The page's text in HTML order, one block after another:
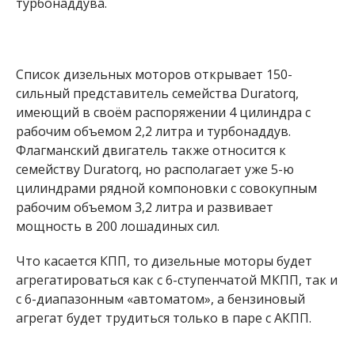
Список дизельных моторов открывает 150-
сильный представитель семейства Duratorq,
имеющий в своём распоряжении 4 цилиндра с
рабочим объемом 2,2 литра и турбонаддув.
Флагманский двигатель также относится к
семейству Duratorq, но располагает уже 5-ю
цилиндрами рядной компоновки с совокупным
рабочим объемом 3,2 литра и развивает
мощность в 200 лошадиных сил.
Что касается КПП, то дизельные моторы будет
агрегатироваться как с 6-ступенчатой МКПП, так и
с 6-диапазонным «автоматом», а бензиновый
агрегат будет трудиться только в паре с АКПП.